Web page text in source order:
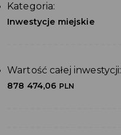
Kategoria:
Inwestycje miejskie
Wartość całej inwestycji:
878 474,06 PLN